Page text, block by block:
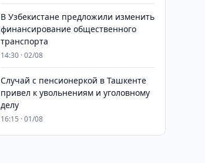
В Узбекистане предложили изменить
финансирование общественного
транспорта
14:30 · 02/08
Случай с пенсионеркой в Ташкенте
привел к увольнениям и уголовному
делу
16:15 · 01/08